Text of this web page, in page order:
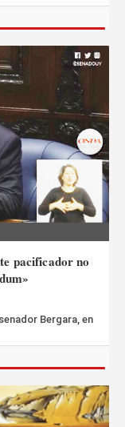
pacificador no
Bergara, en